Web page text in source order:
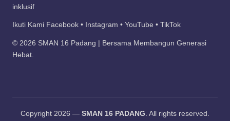
inklusif
Ikuti Kami Facebook • Instagram • YouTube • TikTok
© 2026 SMAN 16 Padang | Bersama Membangun Generasi
Hebat.
Copyright 2026 — SMAN 16 PADANG. All rights reserved.